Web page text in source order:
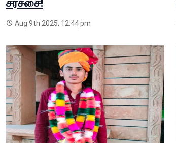
சர்ச்சை!
Aug 9th 2025, 12:44 pm